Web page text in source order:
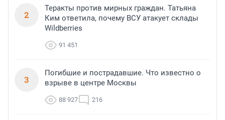
2
Теракты против мирных граждан. Татьяна
Ким ответила, почему ВСУ атакует склады
Wildberries
91 451
3
Погибшие и пострадавшие. Что известно о
взрыве в центре Москвы
88 927 216